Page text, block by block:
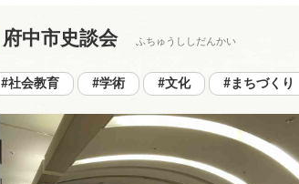
府中市史談会 ふちゅうししだんかい
#社会教育 #学術 #文化 #まちづくり